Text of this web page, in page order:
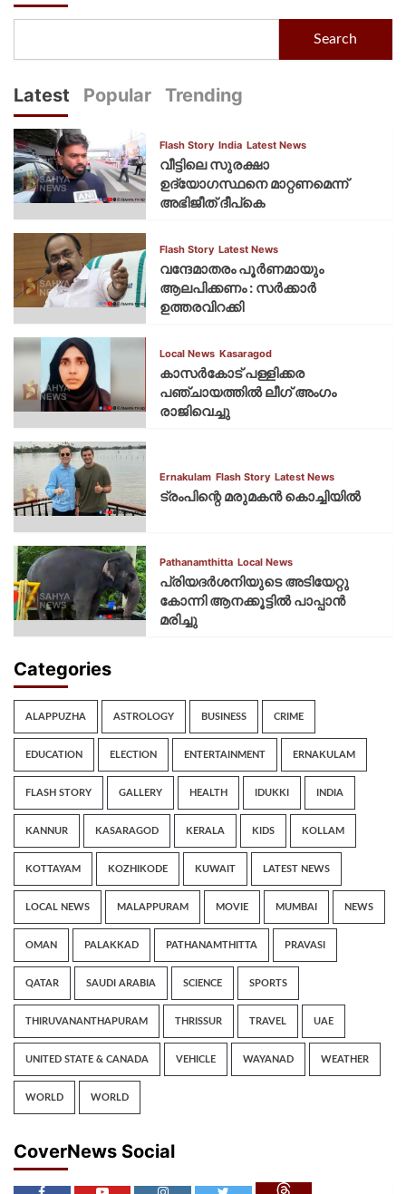
Search
Latest Popular Trending
Flash Story India Latest News
വീട്ടിലെ സുരക്ഷാ
ഉദ്യോഗസ്ഥനെ മാറ്റണമെന്ന്
അഭിജീത് ദീപ്‌കെ
Flash Story Latest News
വന്ദേമാതരം പൂര്‍ണമായും
ആലപിക്കണം : സര്‍ക്കാര്‍
ഉത്തരവിറക്കി
Local News Kasaragod
കാസര്‍കോട് പള്ളിക്കര
പഞ്ചായത്തില്‍ ലീഗ് അംഗം
രാജിവെച്ചു
Ernakulam Flash Story Latest News
ട്രംപിന്റെ മരുമകന്‍ കൊച്ചിയില്‍
Pathanamthitta Local News
പ്രിയദര്‍ശനിയുടെ അടിയേറ്റു
കോന്നി ആനക്കൂട്ടില്‍ പാപ്പാൻ
മരിച്ചു
Categories
ALAPPUZHA ASTROLOGY BUSINESS CRIME
EDUCATION ELECTION ENTERTAINMENT ERNAKULAM
FLASH STORY GALLERY HEALTH IDUKKI INDIA
KANNUR KASARAGOD KERALA KIDS KOLLAM
KOTTAYAM KOZHIKODE KUWAIT LATEST NEWS
LOCAL NEWS MALAPPURAM MOVIE MUMBAI NEWS
OMAN PALAKKAD PATHANAMTHITTA PRAVASI
QATAR SAUDI ARABIA SCIENCE SPORTS
THIRUVANANTHAPURAM THRISSUR TRAVEL UAE
UNITED STATE & CANADA VEHICLE WAYANAD WEATHER
WORLD WORLD
CoverNews Social